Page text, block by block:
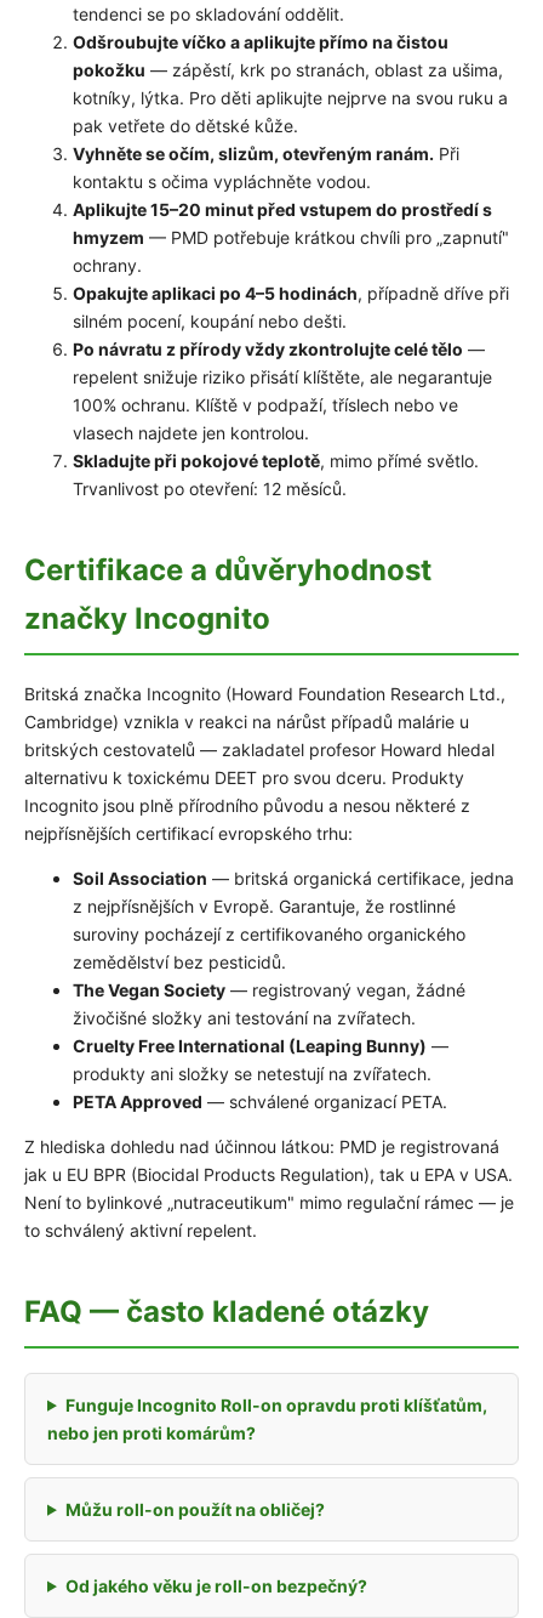
tendenci se po skladování oddělit.
Odšroubujte víčko a aplikujte přímo na čistou
pokožku — zápěstí, krk po stranách, oblast za ušima,
kotníky, lýtka. Pro děti aplikujte nejprve na svou ruku a
pak vetřete do dětské kůže.
Vyhněte se očím, slizům, otevřeným ranám. Při
kontaktu s očima vypláchněte vodou.
Aplikujte 15–20 minut před vstupem do prostředí s
hmyzem — PMD potřebuje krátkou chvíli pro „zapnutí"
ochrany.
Opakujte aplikaci po 4–5 hodinách, případně dříve při
silném pocení, koupání nebo dešti.
Po návratu z přírody vždy zkontrolujte celé tělo —
repelent snižuje riziko přisátí klíštěte, ale negarantuje
100% ochranu. Klíště v podpaží, tříslech nebo ve
vlasech najdete jen kontrolou.
Skladujte při pokojové teplotě, mimo přímé světlo.
Trvanlivost po otevření: 12 měsíců.
Certifikace a důvěryhodnost
značky Incognito
Britská značka Incognito (Howard Foundation Research Ltd.,
Cambridge) vznikla v reakci na nárůst případů malárie u
britských cestovatelů — zakladatel profesor Howard hledal
alternativu k toxickému DEET pro svou dceru. Produkty
Incognito jsou plně přírodního původu a nesou některé z
nejpřísnějších certifikací evropského trhu:
Soil Association — britská organická certifikace, jedna
z nejpřísnějších v Evropě. Garantuje, že rostlinné
suroviny pocházejí z certifikovaného organického
zemědělství bez pesticidů.
The Vegan Society — registrovaný vegan, žádné
živočišné složky ani testování na zvířatech.
Cruelty Free International (Leaping Bunny) —
produkty ani složky se netestují na zvířatech.
PETA Approved — schválené organizací PETA.
Z hlediska dohledu nad účinnou látkou: PMD je registrovaná
jak u EU BPR (Biocidal Products Regulation), tak u EPA v USA.
Není to bylinkové „nutraceutikum" mimo regulační rámec — je
to schválený aktivní repelent.
FAQ — často kladené otázky
Funguje Incognito Roll-on opravdu proti klíšťatům,
nebo jen proti komárům?
Můžu roll-on použít na obličej?
Od jakého věku je roll-on bezpečný?